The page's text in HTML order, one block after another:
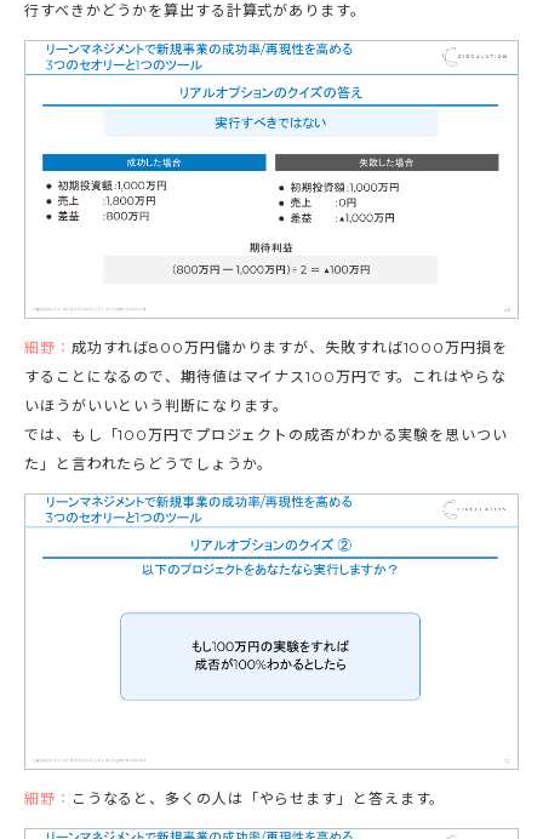
行すべきかどうかを算出する計算式があります。
細野： 成功すれば800万円儲かりますが、失敗すれば1000万円損を
することになるので、期待値はマイナス100万円です。これはやらな
いほうがいいという判断になります。
では、もし「100万円でプロジェクトの成否がわかる実験を思いつい
た」と言われたらどうでしょうか。
細野： こうなると、多くの人は「やらせます」と答えます。